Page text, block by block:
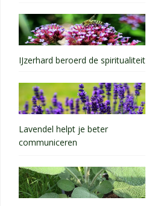
IJzerhard beroerd de spiritualiteit
Lavendel helpt je beter
communiceren